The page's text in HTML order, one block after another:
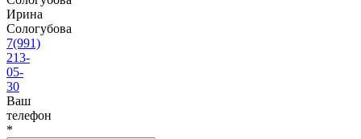
Ирина
Сологубова
7(991)
213-
05-
30
Ваш
телефон
*